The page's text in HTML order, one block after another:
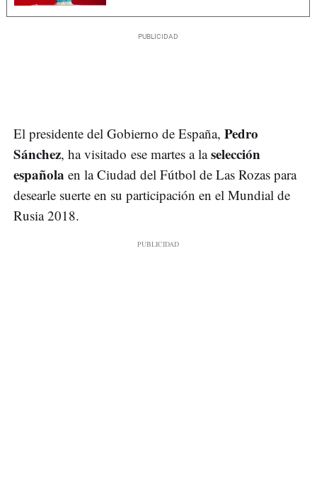
El presidente del Gobierno de España, Pedro
Sánchez, ha visitado ese martes a laselección
española en la Ciudad del Fútbol de Las Rozas para
desearle suerte en su participación en el Mundial de
Rusia 2018.